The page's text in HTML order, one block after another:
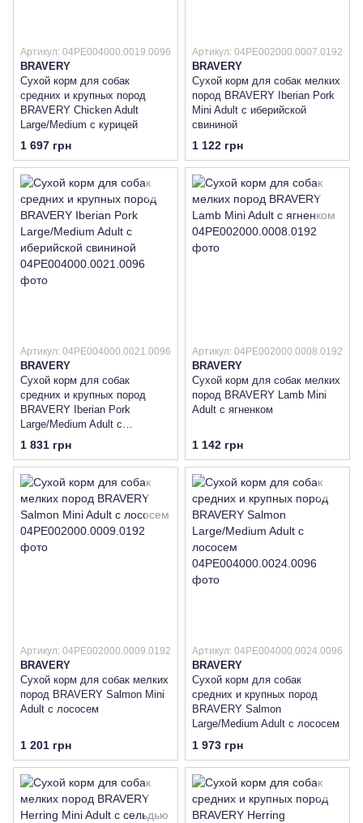
Артикул: 04PE004000.0019.0096
BRAVERY
Сухой корм для собак
средних и крупных пород
BRAVERY Chicken Adult
Large/Medium с курицей
1 697 грн
Артикул: 04PE002000.0007.0192
BRAVERY
Сухой корм для собак мелких
пород BRAVERY Iberian Pork
Mini Adult с иберийской
свининой
1 122 грн
Артикул: 04PE004000.0021.0096
BRAVERY
Сухой корм для собак
средних и крупных пород
BRAVERY Iberian Pork
Large/Medium Adult с
иберийской свининой
1 831 грн
Артикул: 04PE002000.0008.0192
BRAVERY
Сухой корм для собак мелких
пород BRAVERY Lamb Mini
Adult с ягненком
1 142 грн
Артикул: 04PE002000.0009.0192
BRAVERY
Сухой корм для собак мелких
пород BRAVERY Salmon Mini
Adult с лососем
1 201 грн
Артикул: 04PE004000.0024.0096
BRAVERY
Сухой корм для собак
средних и крупных пород
BRAVERY Salmon
Large/Medium Adult с лососем
1 973 грн